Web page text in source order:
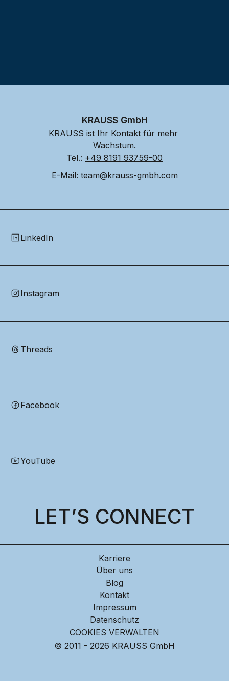
KRAUSS GmbH
KRAUSS ist Ihr Kontakt für mehr
Wachstum.
Tel.: +49 8191 93759-00
E-Mail: team@krauss-gmbh.com
LinkedIn
Instagram
Threads
Facebook
YouTube
LET’S CONNECT
Karriere
Über uns
Blog
Kontakt
Impressum
Datenschutz
COOKIES VERWALTEN
© 2011 - 2026 KRAUSS GmbH